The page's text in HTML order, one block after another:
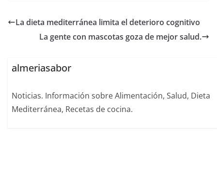
La dieta mediterránea limita el deterioro cognitivo
La gente con mascotas goza de mejor salud.
almeriasabor
Noticias. Información sobre Alimentación, Salud, Dieta
Mediterránea, Recetas de cocina.